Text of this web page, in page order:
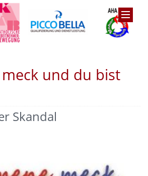
und du bist
Skandal